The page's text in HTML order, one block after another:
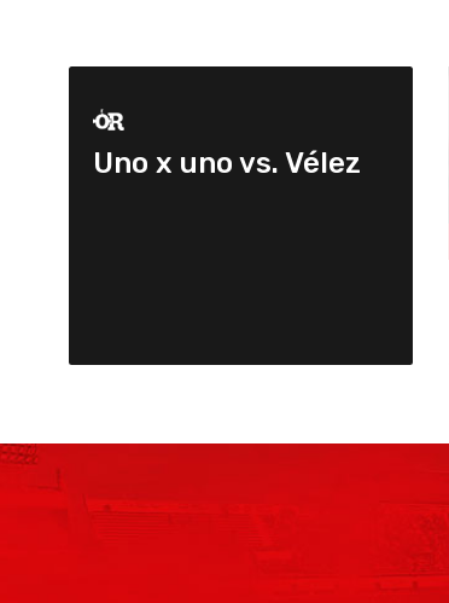
Uno x uno vs. Vélez